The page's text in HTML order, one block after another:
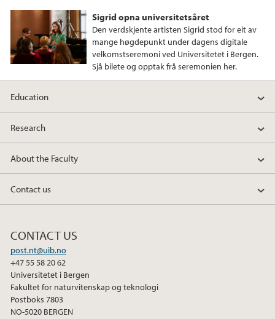
Sigrid opna universitetsåret
Den verdskjente artisten Sigrid stod for eit av
mange høgdepunkt under dagens digitale
velkomstseremoni ved Universitetet i Bergen.
Sjå bilete og opptak frå seremonien her.
Education
Research
About the Faculty
Contact us
CONTACT US
post.nt@uib.no
+47 55 58 20 62
Universitetet i Bergen
Fakultet for naturvitenskap og teknologi
Postboks 7803
NO-5020 BERGEN